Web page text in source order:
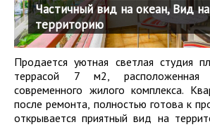
Частичный вид на океан, Вид
территорию
Продается уютная светлая студия
террасой 7 м2,
современного жилого комплекса.
после ремонта, полностью готова к
открывается приятный вид на